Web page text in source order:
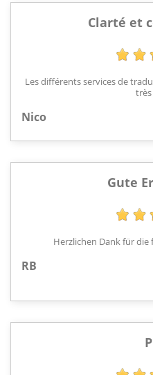
Clarté et
Les différents services de
très
Nico
Gute
Herzlichen Dank für
RB